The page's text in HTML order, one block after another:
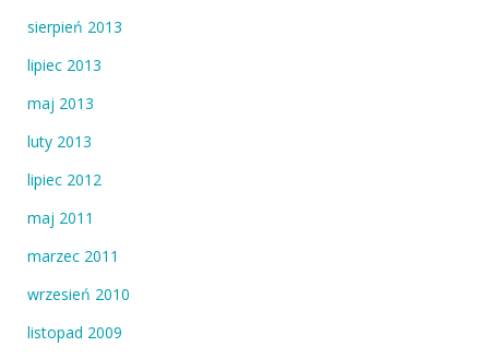
sierpień 2013
lipiec 2013
maj 2013
luty 2013
lipiec 2012
maj 2011
marzec 2011
wrzesień 2010
listopad 2009